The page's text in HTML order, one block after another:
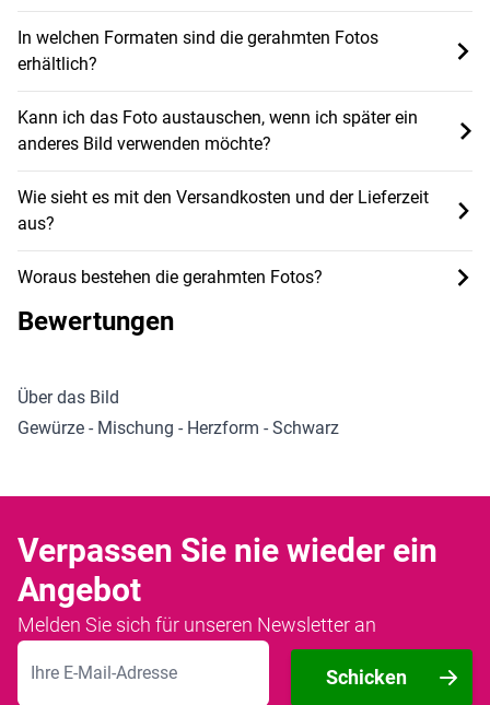
In welchen Formaten sind die gerahmten Fotos
erhältlich?
Kann ich das Foto austauschen, wenn ich später ein
anderes Bild verwenden möchte?
Wie sieht es mit den Versandkosten und der Lieferzeit
aus?
Woraus bestehen die gerahmten Fotos?
Bewertungen
Über das Bild
Gewürze - Mischung - Herzform - Schwarz
Verpassen Sie nie wieder ein
Angebot
Melden Sie sich für unseren Newsletter an
E-Mailadresse
Schicken